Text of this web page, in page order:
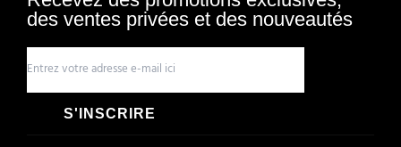
des ventes privées et des nouveautés
S'INSCRIRE